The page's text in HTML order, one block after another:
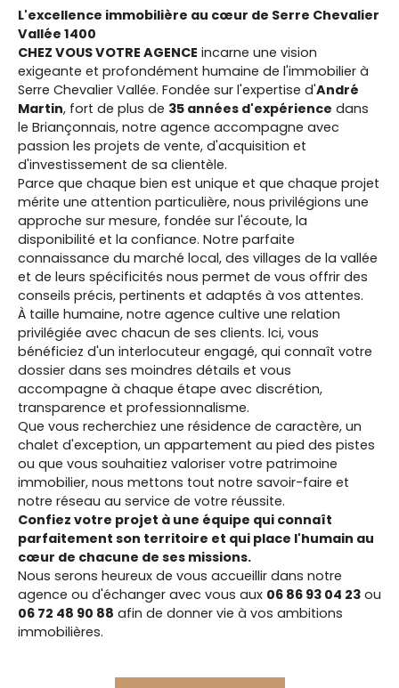
L'excellence immobilière au cœur de Serre Chevalier
Vallée 1400
CHEZ VOUS VOTRE AGENCE incarne une vision
exigeante et profondément humaine de l'immobilier à
Serre Chevalier Vallée. Fondée sur l'expertise d'André
Martin, fort de plus de 35 années d'expérience dans
le Briançonnais, notre agence accompagne avec
passion les projets de vente, d'acquisition et
d'investissement de sa clientèle.
Parce que chaque bien est unique et que chaque projet
mérite une attention particulière, nous privilégions une
approche sur mesure, fondée sur l'écoute, la
disponibilité et la confiance. Notre parfaite
connaissance du marché local, des villages de la vallée
et de leurs spécificités nous permet de vous offrir des
conseils précis, pertinents et adaptés à vos attentes.
À taille humaine, notre agence cultive une relation
privilégiée avec chacun de ses clients. Ici, vous
bénéficiez d'un interlocuteur engagé, qui connaît votre
dossier dans ses moindres détails et vous
accompagne à chaque étape avec discrétion,
transparence et professionnalisme.
Que vous recherchiez une résidence de caractère, un
chalet d'exception, un appartement au pied des pistes
ou que vous souhaitiez valoriser votre patrimoine
immobilier, nous mettons tout notre savoir-faire et
notre réseau au service de votre réussite.
Confiez votre projet à une équipe qui connaît
parfaitement son territoire et qui place l'humain au
cœur de chacune de ses missions.
Nous serons heureux de vous accueillir dans notre
agence ou d'échanger avec vous aux 06 86 93 04 23 ou
06 72 48 90 88 afin de donner vie à vos ambitions
immobilières.